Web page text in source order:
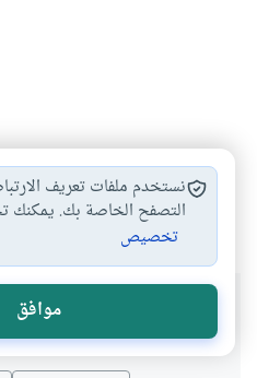
العلاقة بين الزوجين حدود
التعاون بين الزوجين #
هل انتفعت
نستخدم ملفات تعريف
التصفح الخاصة بك.
تخصيص
موافق